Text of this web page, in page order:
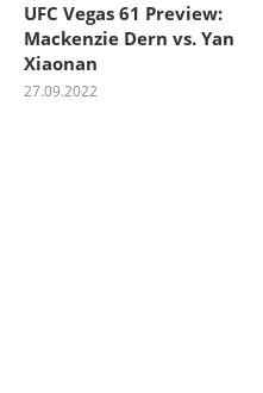
UFC Vegas 61 Preview:
Mackenzie Dern vs. Yan
Xiaonan
27.09.2022